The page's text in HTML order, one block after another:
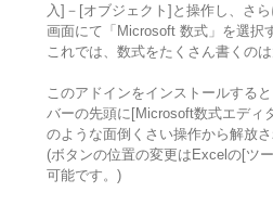
入]－[オブジェクト]と操作し、さ
画面にて「Microsoft 数式」を選択
これでは、数式をたくさん書くのは
このアドインをインストールする
バーの先頭に[Microsoft数式エディ
のような面倒くさい操作から解放さ
(ボタンの位置の変更はExcelの[ツ
可能です。)